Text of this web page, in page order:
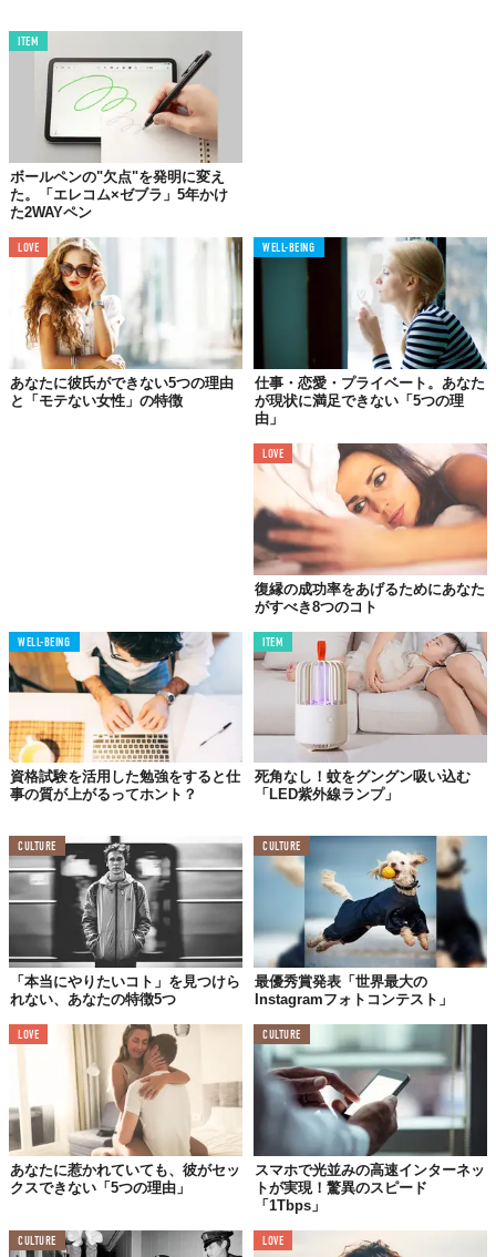
ITEM
ボールペンの"欠点"を発明に変え
た。「エレコム×ゼブラ」5年かけ
た2WAYペン
LOVE
あなたに彼氏ができない5つの理由
と「モテない女性」の特徴
WELL-BEING
仕事・恋愛・プライベート。あなた
が現状に満足できない「5つの理
由」
LOVE
復縁の成功率をあげるためにあなた
がすべき8つのコト
WELL-BEING
資格試験を活用した勉強をすると仕
事の質が上がるってホント？
ITEM
死角なし！蚊をグングン吸い込む
「LED紫外線ランプ」
CULTURE
「本当にやりたいコト」を見つけら
れない、あなたの特徴5つ
CULTURE
最優秀賞発表「世界最大の
Instagramフォトコンテスト」
LOVE
あなたに惹かれていても、彼がセッ
クスできない「5つの理由」
CULTURE
スマホで光並みの高速インターネッ
トが実現！驚異のスピード
「1Tbps」
CULTURE LOVE